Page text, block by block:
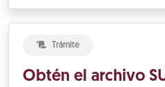
Trámite
Obtén el archivo